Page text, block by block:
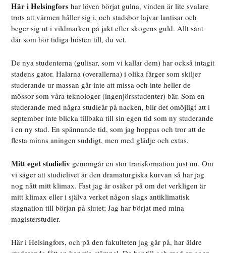
Här i Helsingfors har löven börjat gulna, vinden är lite svalare
trots att värmen håller sig i, och stadsbor lajvar lantisar och
beger sig ut i vildmarken på jakt efter skogens guld. Allt sånt
där som hör tidiga hösten till, du vet.
De nya studenterna (gulisar, som vi kallar dem) har också intagit
stadens gator. Halarna (overallerna) i olika färger som skiljer
studerande ur massan går inte att missa och inte heller de
mössor som våra teknologer (ingenjörsstudenter) bär. Som en
studerande med några studieår på nacken, blir det omöjligt att i
september inte blicka tillbaka till sin egen tid som ny studerande
i en ny stad. En spännande tid, som jag hoppas och tror att de
flesta minns aningen suddigt, men med glädje och extas.
Mitt eget studieliv genomgår en stor transformation just nu. Om
vi säger att studielivet är den dramaturgiska kurvan så har jag
nog nått mitt klimax. Fast jag är osäker på om det verkligen är
mitt klimax eller i själva verket någon slags antiklimatisk
stagnation till början på slutet; Jag har börjat med mina
magisterstudier.
Här i Helsingfors, och på den fakulteten jag går på, har äldre